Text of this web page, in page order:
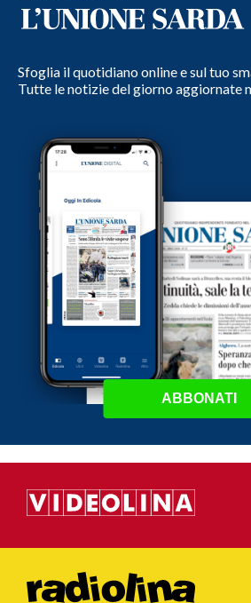
Sfoglia il quotidiano online e sul tuo
Tutte le notizie del giorno aggiornate
ABBONATI